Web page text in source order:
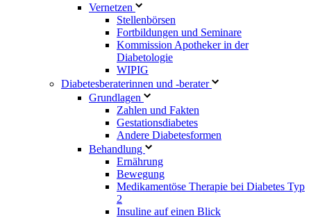
Vernetzen
Stellenbörsen
Fortbildungen und Seminare
Kommission Apotheker in der
Diabetologie
WIPIG
Diabetesberaterinnen und -berater
Grundlagen
Zahlen und Fakten
Gestationsdiabetes
Andere Diabetesformen
Behandlung
Ernährung
Bewegung
Medikamentöse Therapie bei Diabetes Typ
2
Insuline auf einen Blick